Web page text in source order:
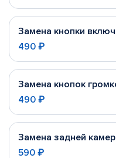
Замена кнопки
490 ₽
Замена кнопок
490 ₽
Замена задней
590 ₽